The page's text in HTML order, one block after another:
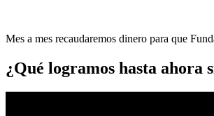
Mes a mes recaudaremos dinero para que
¿Qué logramos hasta ahora